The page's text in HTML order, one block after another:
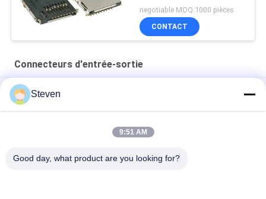
negotiable MOQ:1000 pièces
CONTACT
Connecteurs d'entrée-sortie
4 broches PCBA mâle Micro USB connecteurs d'entrée de
sortie de plastique 100V résistance à la tension
Steven
9:51 AM
Good day, what product are you looking for?